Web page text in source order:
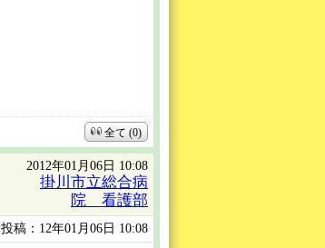
全て (0)
2012年01月06日 10:08
掛川市立総合病
院 看護部
稿：12年01月06日 10:08